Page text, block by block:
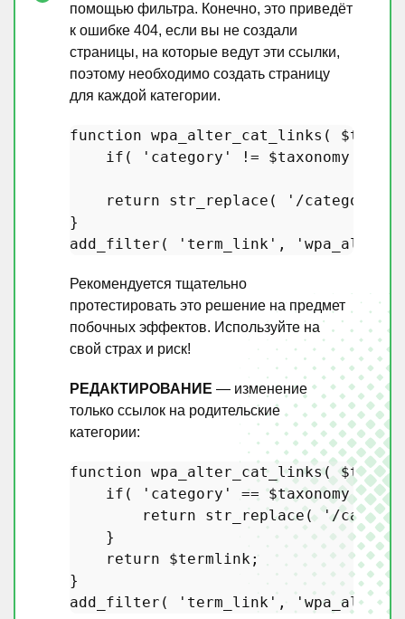
помощью фильтра. Конечно, это приведёт
к ошибке 404, если вы не создали
страницы, на которые ведут эти ссылки,
поэтому необходимо создать страницу
для каждой категории.
function wpa_alter_cat_links (
if ( 'category' != $taxonomy
return str_replace ( '/category'
add_filter ( 'term_link' ,
Рекомендуется тщательно
протестировать это решение на предмет
побочных эффектов. Используйте на
свой страх и риск!
РЕДАКТИРОВАНИЕ — изменение
только ссылок на родительские
категории:
function wpa_alter_cat_links(
if ( 'category' == $taxonomy && 0
return
str_replace( '/
    }
return
$termlink;
add_filter ( 'term_link' ,